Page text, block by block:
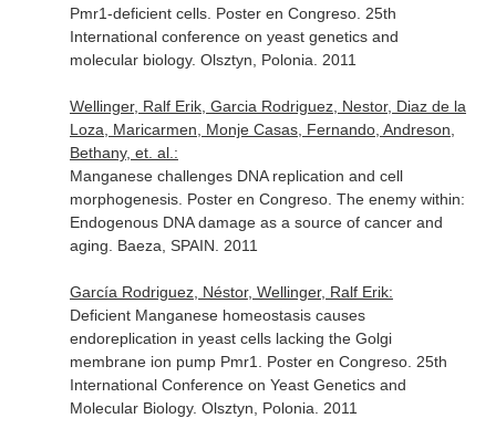
Pmr1-deficient cells. Poster en Congreso. 25th
International conference on yeast genetics and
molecular biology. Olsztyn, Polonia. 2011
Wellinger, Ralf Erik, Garcia Rodriguez, Nestor, Diaz de la
Loza, Maricarmen, Monje Casas, Fernando, Andreson,
Bethany, et. al.:
Manganese challenges DNA replication and cell
morphogenesis. Poster en Congreso. The enemy within:
Endogenous DNA damage as a source of cancer and
aging. Baeza, SPAIN. 2011
García Rodriguez, Néstor, Wellinger, Ralf Erik:
Deficient Manganese homeostasis causes
endoreplication in yeast cells lacking the Golgi
membrane ion pump Pmr1. Poster en Congreso. 25th
International Conference on Yeast Genetics and
Molecular Biology. Olsztyn, Polonia. 2011